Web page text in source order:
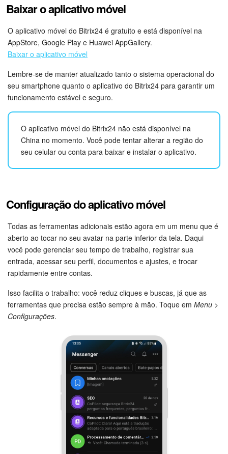
Configurações
Widget de colaborador
Bitrix24 Messenger
Bitrix24 On-premise
Questões Gerais
Novidades do Helpdesk (arquivo)
COMECE GRÁTIS
Baixar o aplicativo móvel
O aplicativo móvel do Bitrix24 é gratuito e está disponível na
AppStore, Google Play e Huawei AppGallery.
Baixar o aplicativo móvel
Lembre-se de manter atualizado tanto o sistema operacional do
seu smartphone quanto o aplicativo do Bitrix24 para garantir um
funcionamento estável e seguro.
O aplicativo móvel do Bitrix24 não está disponível na
China no momento. Você pode tentar alterar a região do
seu celular ou conta para baixar e instalar o aplicativo.
Configuração do aplicativo móvel
Todas as ferramentas adicionais estão agora em um menu que é
aberto ao tocar no seu avatar na parte inferior da tela. Daqui
você pode gerenciar seu tempo de trabalho, registrar sua
entrada, acessar seu perfil, documentos e ajustes, e trocar
rapidamente entre contas.
Isso facilita o trabalho: você reduz cliques e buscas, já que as
ferramentas que precisa estão sempre à mão. Toque em Menu >
Configurações.